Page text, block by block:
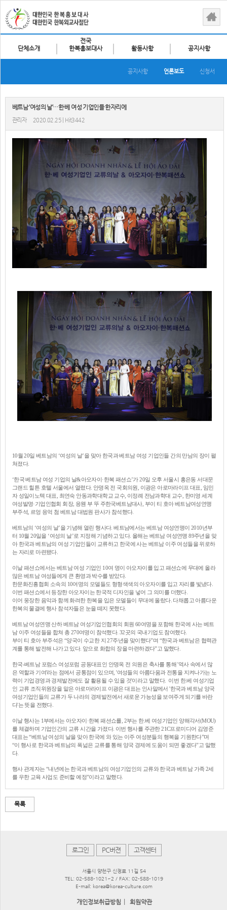
단체소개
전국
한복홍보대사
활동사항 공지사항
공지사항 언론보도 신청서
베트남 ‘여성의 날’…한·베 여성 기업인들 한자리에
관리자 2020.02.25 | Hit3442
10월 20일 베트남의 ‘여성의 날’을 맞아 한국과 베트남 여성 기업인들 간의 만남의 장이 펼
쳐졌다.
‘한국 베트남 여성 기업의 날&아오자이·한복 패션쇼’가 20일 오후 서울시 홍은동 서대문
그랜드 힐튼 호텔 서울에서 열렸다. 안명옥 전 국회의원, 이광은 아로마라이프 대표, 임민
자 성일이노텍 대표, 최연숙 안동과학대학교 교수, 이정례 전남과학대 교수, 한미영 세계
여성발명·기업인협회 회장, 응웬 부 뚜 주한국베트남대사, 부이 티 호아 베트남여성연맹
부주석, 르엉 응억 첨 베트남 대법원 판사가 참석했다.
베트남의 ‘여성의 날’을 기념해 열린 행사다. 베트남에서는 베트남 여성연맹이 2010년부
터 10월 20일을 ‘여성의 날’로 지정해 기념하고 있다. 올해는 베트남 여성연맹 89주년을 맞
아 한국과 베트남의 여성 기업인들이 교류하고 한국에 사는 베트남 이주 여성들을 위로하
는 자리로 마련됐다.
이날 패션쇼에서는 베트남 여성 기업인 10여 명이 아오자이를 입고 패션쇼에 무대에 올라
많은 베트남 여성들에게 큰 환영과 박수를 받았다.
한문화진흥협회 소속의 10여명의 모델들도 형형색색의 아오자이를 입고 자리를 빛냈다.
이번 패션쇼에서 등장한 아오자이는 한국적 디자인을 넣어 그 의미를 더했다.
이어 웅장한 음악과 함께 화려한 한복을 입은 모델들이 무대에 올랐다. 다채롭고 아름다운
한복의 물결에 행사 참석자들은 눈을 떼지 못했다.
베트남 여성연맹 산하 베트남 여성기업인협회의 회원 60여명을 포함해 한국에 사는 베트
남 이주 여성들을 합쳐 총 270여명이 참석했다. 32곳의 국내기업도 참여했다.
부이 티 호아 부주석은 “양국이 수교한 지 27주년을 맞이했다”며 “한국과 베트남은 협력관
계를 통해 발전해 나가고 있다. 앞으로 화합의 장을 마련하겠다”고 말했다.
한국-베트남 포럼스 여성포럼 공동대표인 안명옥 전 의원은 축사를 통해 '역사 속에서 많
은 역할과 기여'라는 점에서 공통점이 있으며, '여성들의 아름다움과 전통을 지켜나가는 노
력이 기업경영과 경제발전에도 잘 활용될 수 있을 것'이라고 말했다. 이번 한.베 여성기업
인 교류 조직위원장을 맡은 아로마라이프 이광은 대표는 인사말에서 '한국과 베트남 양국
여성기업인들의 교류가 두 나라의 경제발전에서 새로운 가능성을 보여주게 되기를 바란
다'는 뜻을 전했다.
이날 행사는 1부에서는 아오자이·한복 패션쇼를, 2부는 한.베 여성기업인 양해각서(MOU)
를 체결하며 기업인간의 교류 시간을 가졌다. 이번 행사를 주관한 21C프로미디어 김영준
대표는 “베트남 여성의 날을 맞아 한국에 와 있는 이주 여성분들의 행복을 기원한다”며
“이 행사로 한국과 베트남의 폭넒은 교류를 통해 양국 경제에 도움이 되면 좋겠다”고 말했
다.
행사 관계자는 “내년에는 한국과 베트남의 여성기업인의 교류와 한국과 베트남 가족 2세
를 우한 교육 사업도 준비할 예정”이라고 말했다.
목록
로그인 PC버젼 고객센터
서울시 양천구 신정로 11길 54
TEL: 02-588-1021~2 / FAX: 02-588-1019
E-mail: korea@korea-culture.com
개인정보취급방침 회원약관